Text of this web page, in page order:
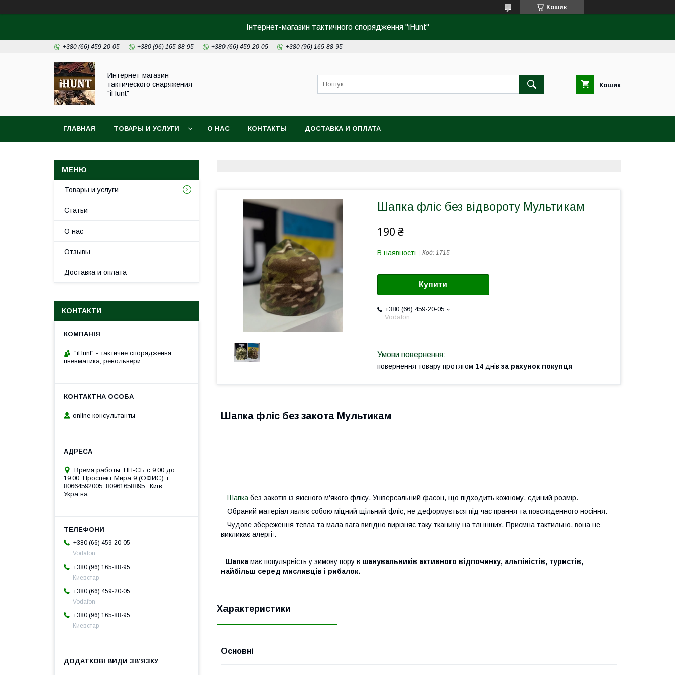
Кошик
Інтернет-магазин тактичного спорядження "iHunt"
+380 (66) 459-20-05 +380 (96) 165-88-95 +380 (66) 459-20-05 +380 (96) 165-88-95
Интернет-магазин
тактического снаряжения
"iHunt"
Кошик
ГЛАВНАЯ ТОВАРЫ И УСЛУГИ О НАС КОНТАКТЫ ДОСТАВКА И ОПЛАТА
Шапка фліс без відвороту Мультикам
190 ₴
В наявності Код: 1715
Купити
+380 (66) 459-20-05
Vodafon
повернення товару протягом 14 днів за рахунок покупця
Шапка фліс без закота Мультикам
Шапка без закотів із якісного м'якого флісу. Універсальний фасон, що підходить кожному, єдиний розмір.
Обраний матеріал являє собою міцний щільний фліс, не деформується під час прання та повсякденного носіння.
Чудове збереження тепла та мала вага вигідно вирізняє таку тканину на тлі інших. Приємна тактильно, вона не
викликає алергії.
Шапка має популярність у зимову пору в шанувальників активного відпочинку, альпіністів, туристів,
найбільш серед мисливців і рибалок.
Характеристики
Основні
Товары и услуги
Статьи
О нас
Отзывы
Доставка и оплата
КОНТАКТИ
"iHunt" - тактичне спорядження,
пневматика, револьвери......
online консультанты
Время работы: ПН-СБ с 9.00 до
19.00. Проспект Мира 9 (ОФИС) т.
80664592005, 80961658895., Київ,
Україна
+380 (66) 459-20-05
Vodafon
+380 (96) 165-88-95
Киевстар
+380 (66) 459-20-05
Vodafon
+380 (96) 165-88-95
Киевстар